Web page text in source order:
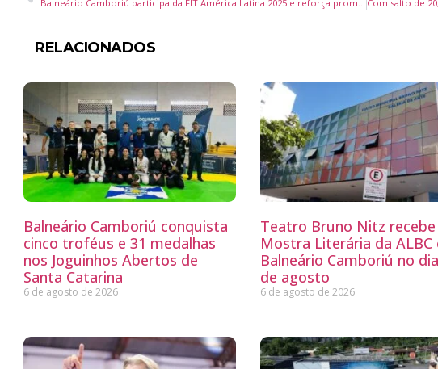
RELACIONADOS
Balneário Camboriú conquista
cinco troféus e 31 medalhas
nos Joguinhos Abertos de
Santa Catarina
6 de agosto de 2026
Teatro Bruno Nitz recebe
Mostra Literária da ALBC
Balneário Camboriú no
de agosto
6 de agosto de 2026